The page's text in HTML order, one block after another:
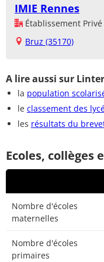
IMIE Rennes
Établissement Privé
Bruz (35170)
A lire aussi sur
la population
le classement des
les résultats du
Ecoles, collèges
Nombre d'écoles
maternelles
Nombre d'écoles
primaires